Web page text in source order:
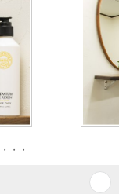
・・